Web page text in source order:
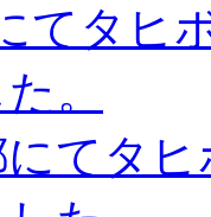
てタヒ
。
てタ